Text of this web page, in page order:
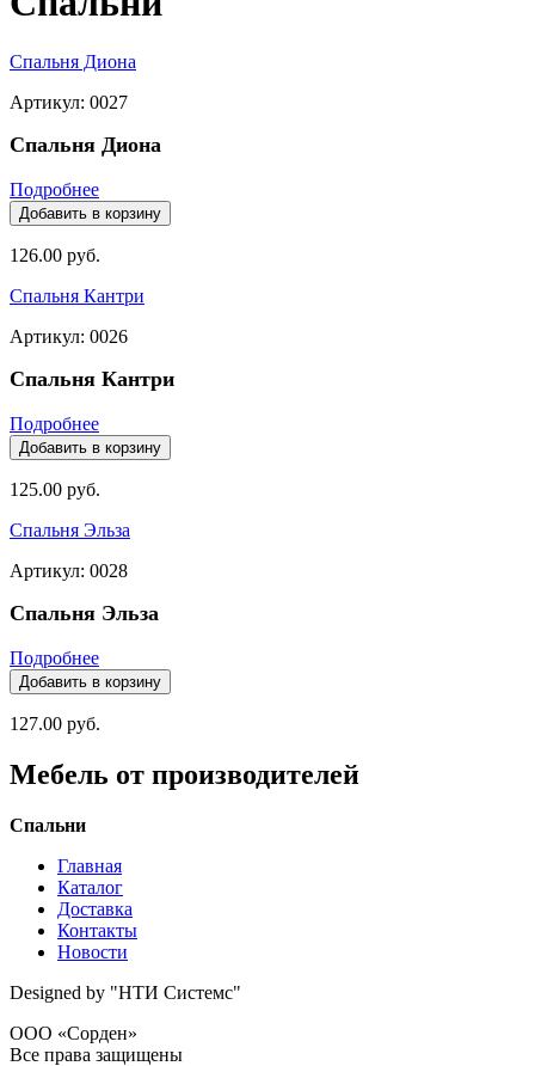
Спальня Диона
Артикул: 0027
Спальня Диона
Подробнее
126.00 руб.
Спальня Кантри
Артикул: 0026
Спальня Кантри
Подробнее
125.00 руб.
Спальня Эльза
Артикул: 0028
Спальня Эльза
Подробнее
127.00 руб.
Мебель от производителей
Спальни
Главная
Каталог
Доставка
Контакты
Новости
Designed by "НТИ Системс"
ООО «Сорден»
Все права защищены